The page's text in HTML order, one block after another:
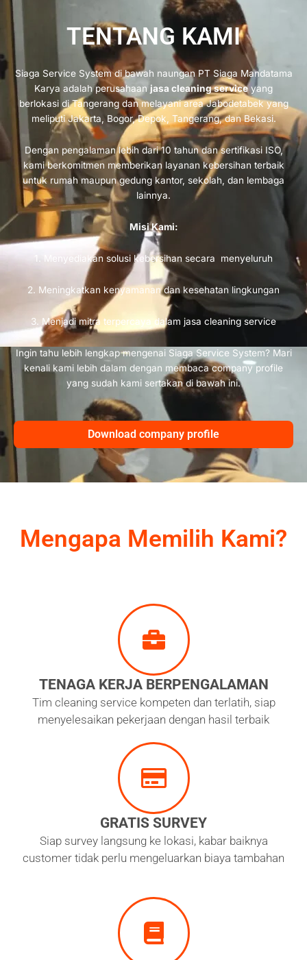
TENTANG KAMI
Siaga Service System di bawah naungan PT Siaga Mandatama
Karya adalah perusahaan jasa cleaning serviceyang
berlokasi di Tangerang dan melayani area Jabodetabek yang
meliputi Jakarta, Bogor, Depok, Tangerang, dan Bekasi.
Dengan pengalaman lebih dari 10 tahun dan sertifikasi ISO,
kami berkomitmen memberikan layanan kebersihan terbaik
untuk rumah maupun gedung kantor, sekolah, dan lembaga
lainnya.
Misi Kami:
1. Menyediakan solusi kebersihan secara menyeluruh
2. Meningkatkan kenyamanan dan kesehatan lingkungan
3. Menjadi mitra terpercaya dalam jasa cleaning service
Ingin tahu lebih lengkap mengenai Siaga Service System? Mari
kenali kami lebih dalam dengan membaca company profile
yang sudah kami sertakan di bawah ini.
Download company profile
Mengapa Memilih Kami?
TENAGA KERJA BERPENGALAMAN
Tim cleaning service kompeten dan terlatih, siap
menyelesaikan pekerjaan dengan hasil terbaik
GRATIS SURVEY
Siap survey langsung ke lokasi, kabar baiknya
customer tidak perlu mengeluarkan biaya tambahan